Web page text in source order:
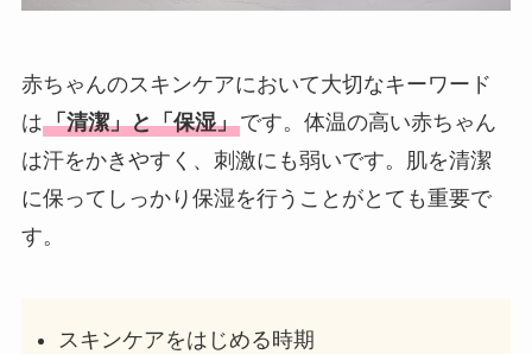
赤ちゃんのスキンケアにおいて大切なキーワード
は「清潔」と「保湿」です。体温の高い赤ちゃん
は汗をかきやすく、刺激にも弱いです。肌を清潔
に保ってしっかり保湿を行うことがとても重要で
す。
スキンケアをはじめる時期